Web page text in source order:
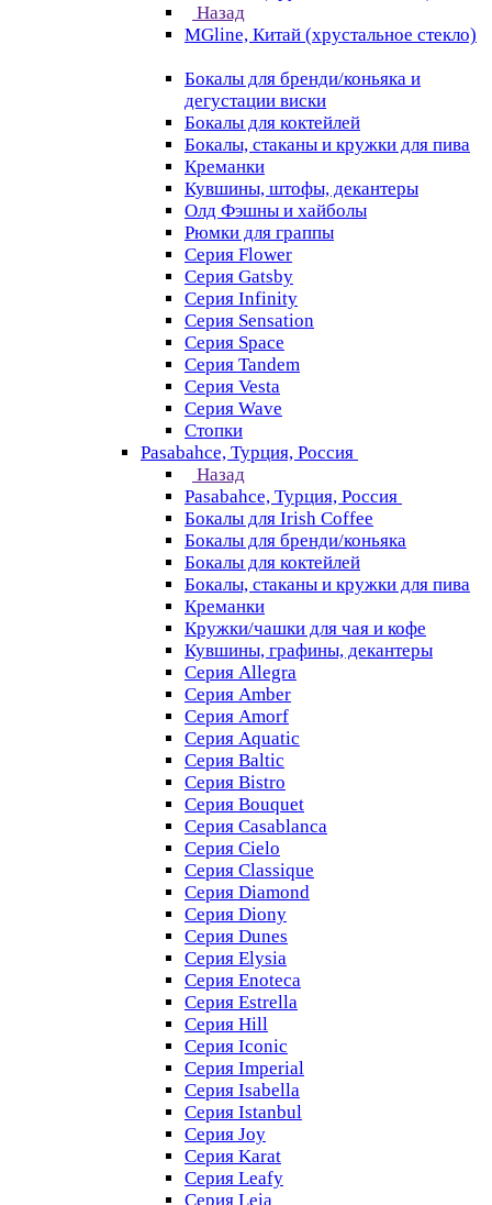
Назад
MGline, Китай (хрустальное стекло)
Бокалы для бренди/коньяка и
дегустации виски
Бокалы для коктейлей
Бокалы, стаканы и кружки для пива
Креманки
Кувшины, штофы, декантеры
Олд Фэшны и хайболы
Рюмки для граппы
Серия Flower
Серия Gatsby
Серия Infinity
Серия Sensation
Серия Space
Серия Tandem
Серия Vesta
Серия Wave
Стопки
Pasabahce, Турция, Россия
Назад
Pasabahce, Турция, Россия
Бокалы для Irish Coffee
Бокалы для бренди/коньяка
Бокалы для коктейлей
Бокалы, стаканы и кружки для пива
Креманки
Кружки/чашки для чая и кофе
Кувшины, графины, декантеры
Серия Allegra
Серия Amber
Серия Amorf
Серия Aquatic
Серия Baltic
Серия Bistro
Серия Bouquet
Серия Casablanсa
Серия Cielo
Серия Classique
Серия Diamond
Серия Diony
Серия Dunes
Серия Elysia
Серия Enoteca
Серия Estrella
Серия Hill
Серия Iconic
Серия Imperial
Серия Isabella
Серия Istanbul
Серия Joy
Серия Karat
Серия Leafy
Серия Leia